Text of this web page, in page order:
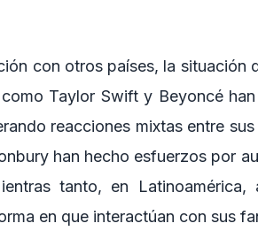
con otros países, la situación
Taylor Swift y Beyoncé
reacciones mixtas entre
han hecho esfuerzos por
tanto, en
en que interactúan con sus